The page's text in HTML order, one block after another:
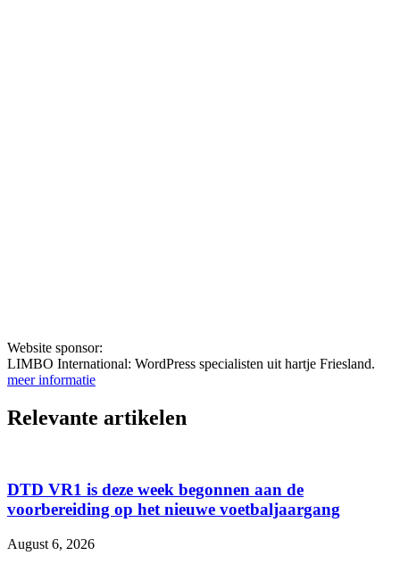
Website sponsor:
LIMBO International: WordPress specialisten uit hartje Friesland.
meer informatie
Relevante artikelen
DTD VR1 is deze week begonnen aan de
voorbereiding op het nieuwe voetbaljaargang
August 6, 2026